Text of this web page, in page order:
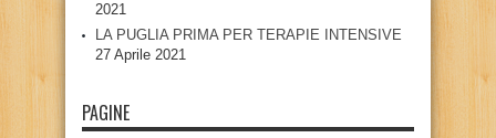
2021
LA PUGLIA PRIMA PER TERAPIE INTENSIVE
27 Aprile 2021
PAGINE